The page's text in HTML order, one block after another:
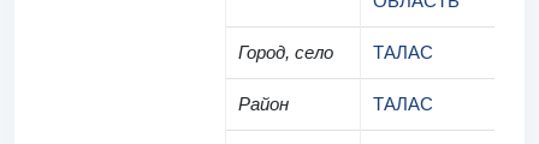
Город, село ТАЛАС
Район ТАЛАС